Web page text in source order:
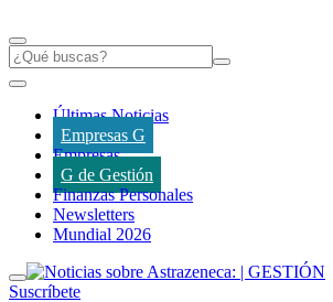
Últimas Noticias
Empresas G
Empresas
G de Gestión
Finanzas Personales
Newsletters
Mundial 2026
Suscríbete